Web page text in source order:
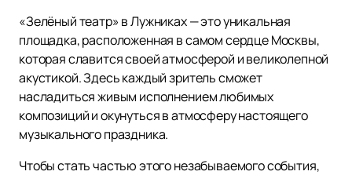
«Зелёный театр» в Лужниках — это уникальная
площадка, расположенная в самом сердце Москвы,
которая славится своей атмосферой и великолепной
акустикой. Здесь каждый зритель сможет
насладиться живым исполнением любимых
композиций и окунуться в атмосферу настоящего
музыкального праздника.
Чтобы стать частью этого незабываемого события,